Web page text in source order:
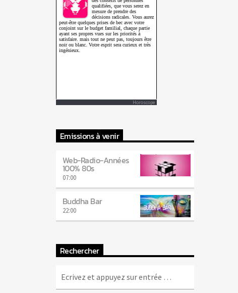
Horoscope
Emissions à venir
Web-Radio-Années
100% 80s
07:00
Buddha Bar
22:00
Rechercher